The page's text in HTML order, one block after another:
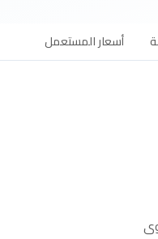
أسعار المستعمل